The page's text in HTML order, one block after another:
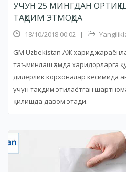
УЧУН 25 МИНГДАН ОРТИҚ
ТАҚДИМ ЭТМОҚДА
18/10/2018 00:02 |
GM Uzbekistan АЖ харид
таъминлаш ҳамда харидорларга
дилерлик корхоналар кесимида
учун тақдим этилаётган
қилишда давом этади.